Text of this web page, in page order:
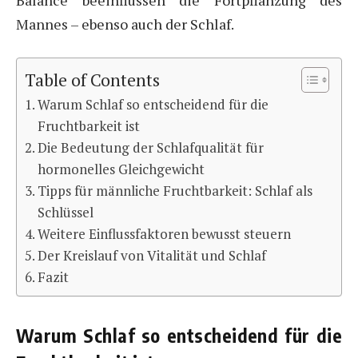
Mannes – ebenso auch der Schlaf.
Table of Contents
Warum Schlaf so entscheidend für die
Fruchtbarkeit ist
Die Bedeutung der Schlafqualität für
hormonelles Gleichgewicht
Tipps für männliche Fruchtbarkeit: Schlaf als
Schlüssel
Weitere Einflussfaktoren bewusst steuern
Der Kreislauf von Vitalität und Schlaf
Fazit
Warum Schlaf so entscheidend für die